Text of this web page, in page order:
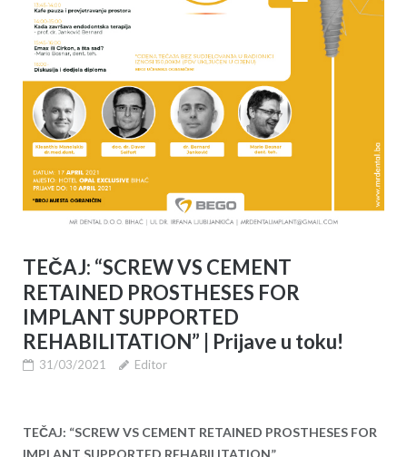
TEČAJ: “SCREW VS CEMENT
RETAINED PROSTHESES FOR
IMPLANT SUPPORTED
REHABILITATION” | Prijave u toku!
31/03/2021 Editor
TEČAJ: “SCREW VS CEMENT RETAINED PROSTHESES FOR